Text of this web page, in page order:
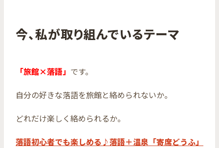
今、私が取り組んでいるテーマ
「旅館×落語」 です。
自分の好きな落語を旅館と絡められないか。
どれだけ楽しく絡められるか。
落語初心者でも楽しめる♪落語＋温泉「寄席どうふ」